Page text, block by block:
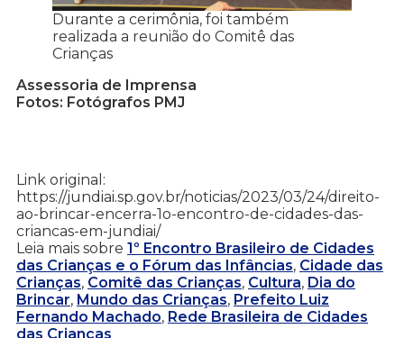
Durante a cerimônia, foi também
realizada a reunião do Comitê das
Crianças
Assessoria de Imprensa
Fotos: Fotógrafos PMJ
Link original:
https://jundiai.sp.gov.br/noticias/2023/03/24/direito-
ao-brincar-encerra-1o-encontro-de-cidades-das-
criancas-em-jundiai/
Leia mais sobre 1º Encontro Brasileiro de Cidades
das Crianças e o Fórum das Infâncias, Cidade das
Crianças, Comitê das Crianças, Cultura, Dia do
Brincar, Mundo das Crianças, Prefeito Luiz
Fernando Machado, Rede Brasileira de Cidades
das Crianças